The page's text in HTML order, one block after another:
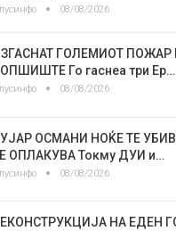
08/08/2026
ГОЛЕМИОТ ПОЖАР
Го гаснеа три Ер…
08/08/2026
ОСМАНИ НОЌЕ ТЕ
ОПЛАКУВА Токму ДУИ и…
08/08/2026
НА ЕДЕН